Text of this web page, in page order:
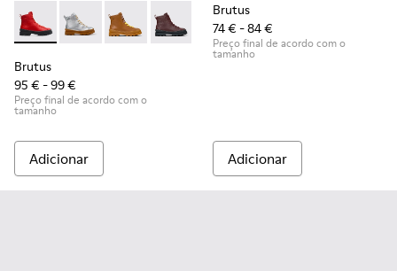
Brutus - K900179-004 - Red
Brutus - K900179-035
Brutus - K900179-032
Brutus - K900179-031
Brutus - K900179-027
Brutus - K900179-026
Brutus
95 € - 99 €
Preço final de acordo com o
tamanho
Adicionar
Brutus
74 € - 84 €
Preço final de acordo com o
tamanho
Adicionar